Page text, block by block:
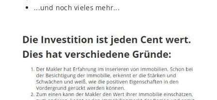
...und noch vieles mehr...